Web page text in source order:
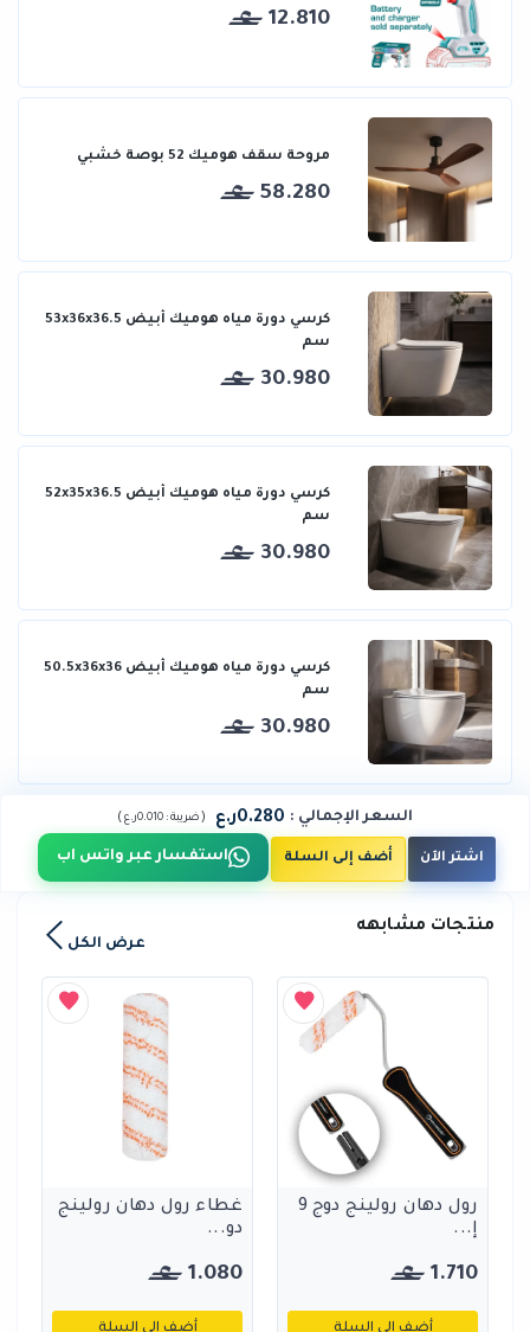
12.810
مروحة سقف هوميك 52 بوصة خشبي
58.280
كرسي دورة مياه هوميك أبيض 53x36x36.5
سم
30.980
كرسي دورة مياه هوميك أبيض 52x35x36.5
سم
30.980
كرسي دورة مياه هوميك أبيض 50.5x36x36
سم
30.980
السعر الإجمالي : 0.280ر.ع (ضريبة : 0.010ر.ع )
اشتر الآن أضف إلى السلة استفسار عبر واتس اب
منتجات مشابهه
عرض الكل
رول دهان رولينج دوج 9
إ...
1.710
أضف إلى السلة
غطاء رول دهان رولينج
دو...
1.080
أضف إلى السلة